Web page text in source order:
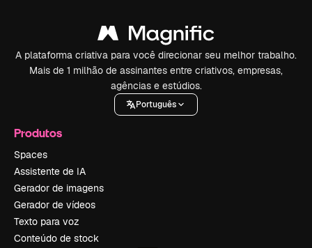
A plataforma criativa para você direcionar seu melhor trabalho.
Mais de 1 milhão de assinantes entre criativos, empresas,
agências e estúdios.
Português
Produtos
Spaces
Assistente de IA
Gerador de imagens
Gerador de vídeos
Texto para voz
Conteúdo de stock